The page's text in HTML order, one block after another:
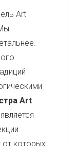
Art
Art
является
от которых